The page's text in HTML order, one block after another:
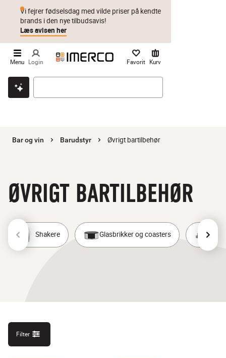
Klik & hent Byt i 1 år Prismatch
Vi fejrer fødselsdag med vilde priser på kendte
brands i den nye tilbudsavis!
Læs avisen her
Menu Login Favorit Kurv
Bar og vin Barudstyr Øvrigt bartilbehør
ØVRIGT BARTILBEHØR
Shakere Glasbrikker og coasters
Filter